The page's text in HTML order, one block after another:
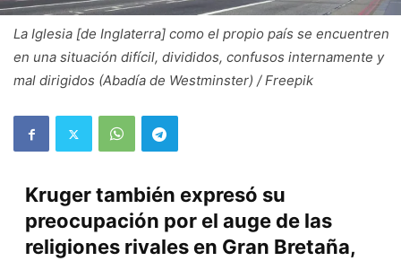
La Iglesia [de Inglaterra] como el propio país se encuentren
en una situación difícil, divididos, confusos internamente y
mal dirigidos (Abadía de Westminster) / Freepik
Kruger también expresó su
preocupación por el auge de las
religiones rivales en Gran Bretaña,